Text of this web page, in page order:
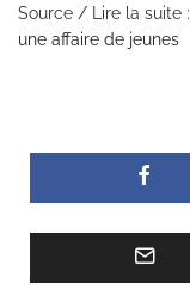
Source / Lire la suite :
une affaire de jeunes